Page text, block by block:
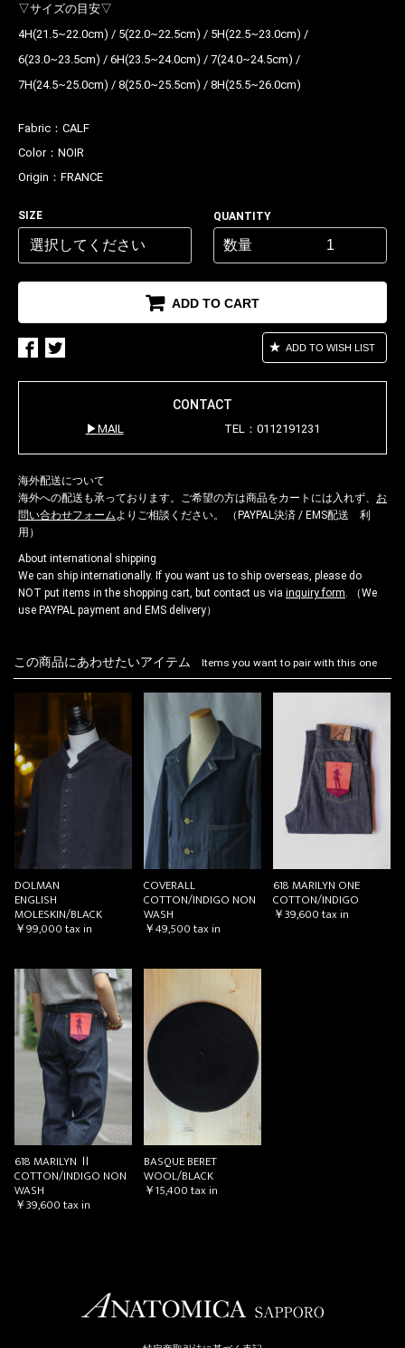
▽サイズの目安▽
4H(21.5~22.0cm) / 5(22.0~22.5cm) / 5H(22.5~23.0cm) /
6(23.0~23.5cm) / 6H(23.5~24.0cm) / 7(24.0~24.5cm) /
7H(24.5~25.0cm) / 8(25.0~25.5cm) / 8H(25.5~26.0cm)
Fabric： CALF
Color： NOIR
Origin： FRANCE
SIZE QUANTITY
数量
ADD TO CART
お買い物を続ける カートへ進む
ADD TO WISH LIST
CONTACT
MAIL TEL：0112191231
海外配送について
海外への配送も承っております。ご希望の方は商品をカートには入れず、 お
問い合わせフォーム よりご相談ください。 （PAYPAL決済 / EMS配送 利
用）
About international shipping
We can ship internationally. If you want us to ship overseas, please do
NOT put items in the shopping cart, but contact us via inquiry form . （We
use PAYPAL payment and EMS delivery）
この商品にあわせたいアイテム Items you want to pair with this one
DOLMAN
ENGLISH
MOLESKIN/BLACK
￥99,000tax in
COVERALL
COTTON/INDIGO NON
WASH
￥49,500tax in
618 MARILYN ONE
COTTON/INDIGO
￥39,600tax in
618 MARILYN Ⅱ
COTTON/INDIGO NON
WASH
￥39,600tax in
BASQUE BERET
WOOL/BLACK
￥15,400tax in